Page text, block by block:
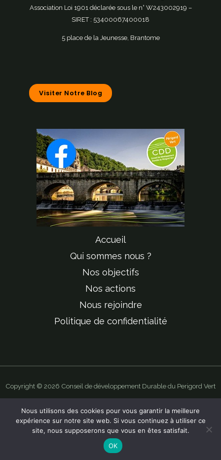
Association Loi 1901 déclarée sous le n° W243002919 –
SIRET : 53400067400018
5 place de la Jeunesse, Brantome
Visiter Notre Blog
Accueil
Qui sommes nous ?
Nos objectifs
Nos actions
Nous rejoindre
Politique de confidentialité
Copyright © 2026 Conseil de développement Durable du Perigord Vert
Mis en ligne par Ulysse Web Studio |Mentions légales du site
Nous utilisons des cookies pour vous garantir la meilleure
expérience sur notre site web. Si vous continuez à utiliser ce
site, nous supposerons que vous en êtes satisfait.
OK